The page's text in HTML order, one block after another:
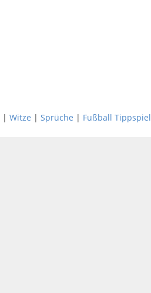
| Witze | Sprüche | Fußball Tippspiel